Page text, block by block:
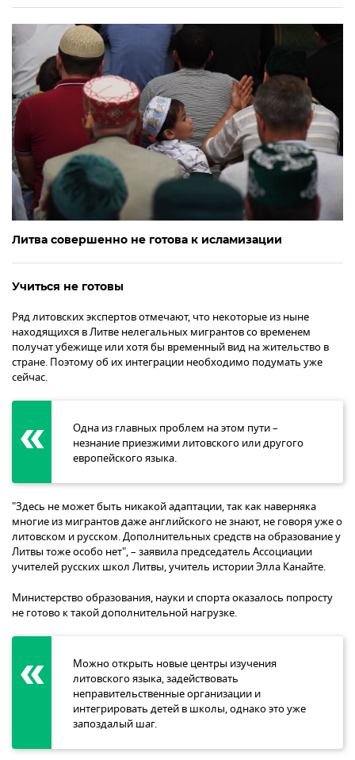
Литва совершенно не готова к исламизации
Учиться не готовы
Ряд литовских экспертов отмечают, что некоторые из ныне
находящихся в Литве нелегальных мигрантов со временем
получат убежище или хотя бы временный вид на жительство в
стране. Поэтому об их интеграции необходимо подумать уже
сейчас.
Одна из главных проблем на этом пути –
незнание приезжими литовского или другого
европейского языка.
"Здесь не может быть никакой адаптации, так как наверняка
многие из мигрантов даже английского не знают, не говоря уже о
литовском и русском. Дополнительных средств на образование у
Литвы тоже особо нет", – заявила председатель Ассоциации
учителей русских школ Литвы, учитель истории Элла Канайте.
Министерство образования, науки и спорта оказалось попросту
не готово к такой дополнительной нагрузке.
Можно открыть новые центры изучения
литовского языка, задействовать
неправительственные организации и
интегрировать детей в школы, однако это уже
запоздалый шаг.